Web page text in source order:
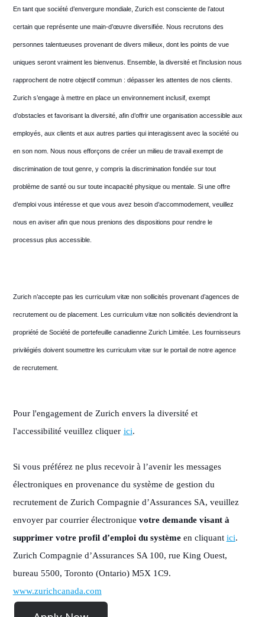
En tant que société d’envergure mondiale, Zurich est consciente de l’atout
certain que représente une main-d’œuvre diversifiée. Nous recrutons des
personnes talentueuses provenant de divers milieux, dont les points de vue
uniques seront vraiment les bienvenus. Ensemble, la diversité et l’inclusion nous
rapprochent de notre objectif commun : dépasser les attentes de nos clients.
Zurich s’engage à mettre en place un environnement inclusif, exempt
d’obstacles et favorisant la diversité, afin d’offrir une organisation accessible aux
employés, aux clients et aux autres parties qui interagissent avec la société ou
en son nom. Nous nous efforçons de créer un milieu de travail exempt de
discrimination de tout genre, y compris la discrimination fondée sur tout
problème de santé ou sur toute incapacité physique ou mentale. Si une offre
d’emploi vous intéresse et que vous avez besoin d’accommodement, veuillez
nous en aviser afin que nous prenions des dispositions pour rendre le
processus plus accessible.
Zurich n’accepte pas les curriculum vitæ non sollicités provenant d’agences de
recrutement ou de placement. Les curriculum vitæ non sollicités deviendront la
propriété de Société de portefeuille canadienne Zurich Limitée. Les fournisseurs
privilégiés doivent soumettre les curriculum vitæ sur le portail de notre agence
de recrutement.
Pour l'engagement de Zurich envers la diversité et
l'accessibilité veuillez cliquer ici.
Si vous préférez ne plus recevoir à l’avenir les messages
électroniques en provenance du système de gestion du
recrutement de Zurich Compagnie d’Assurances SA, veuillez
envoyer par courrier électronique votre demande visant à
supprimer votre profil d’emploi du systèmeen cliquant ici.
Zurich Compagnie d’Assurances SA 100, rue King Ouest,
bureau 5500, Toronto (Ontario) M5X 1C9.
www.zurichcanada.com